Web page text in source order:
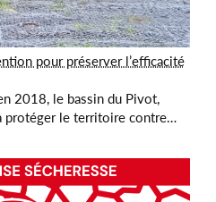
pour préserver l’efficacité
2018, le bassin du Pivot,
protéger le territoire contre…